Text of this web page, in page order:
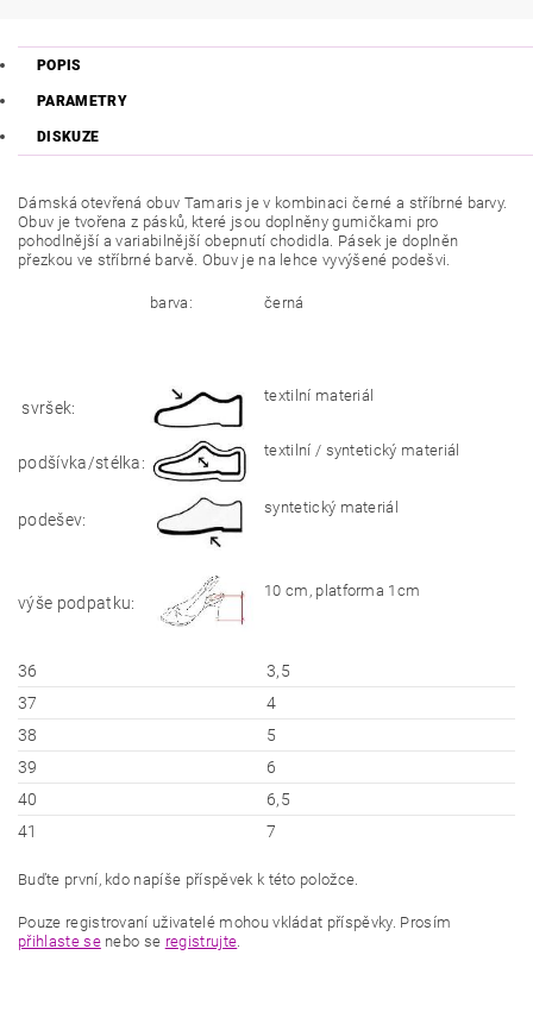
POPIS
PARAMETRY
DISKUZE
Dámská otevřená obuv Tamaris je v kombinaci černé a stříbrné barvy.
Obuv je tvořena z pásků, které jsou doplněny gumičkami pro
pohodlnější a variabilnější obepnutí chodidla. Pásek je doplněn
přezkou ve stříbrné barvě. Obuv je na lehce vyvýšené podešvi.
barva: černá
svršek:
textilní materiál
podšívka/stélka:
textilní / syntetický materiál
podešev:
syntetický materiál
výše podpatku:
10 cm, platforma 1cm
36
3,5
37
4
38
5
39
6
40
6,5
41
7
Buďte první, kdo napíše příspěvek k této položce.
Pouze registrovaní uživatelé mohou vkládat příspěvky. Prosím
přihlaste senebo se registrujte.